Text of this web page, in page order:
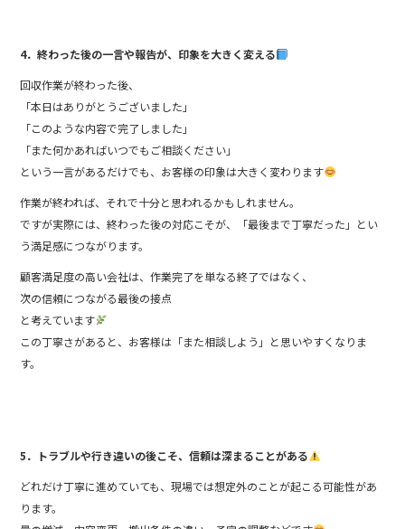
4．終わった後の一言や報告が、印象を大きく変える
回収作業が終わった後、
「本日はありがとうございました」
「このような内容で完了しました」
「また何かあればいつでもご相談ください」
という一言があるだけでも、お客様の印象は大きく変わります
作業が終われば、それで十分と思われるかもしれません。
ですが実際には、終わった後の対応こそが、「最後まで丁寧だった」とい
う満足感につながります。
顧客満足度の高い会社は、作業完了を単なる終了ではなく、
次の信頼につながる最後の接点
と考えています
この丁寧さがあると、お客様は「また相談しよう」と思いやすくなりま
す。
5．トラブルや行き違いの後こそ、信頼は深まることがある
どれだけ丁寧に進めていても、現場では想定外のことが起こる可能性があ
ります。